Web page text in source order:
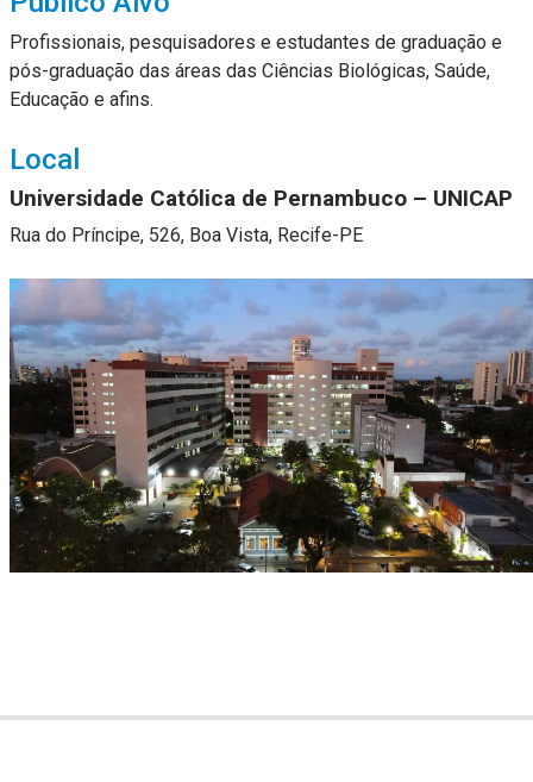
Profissionais, pesquisadores e estudantes de graduação e
pós-graduação das áreas das Ciências Biológicas, Saúde,
Educação e afins.
Local
Universidade Católica de Pernambuco – UNICAP
Rua do Príncipe, 526, Boa Vista, Recife-PE